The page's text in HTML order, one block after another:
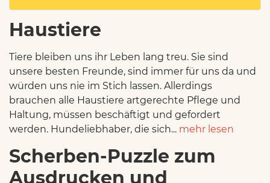
Haustiere
Tiere bleiben uns ihr Leben lang treu. Sie sind
unsere besten Freunde, sind immer für uns da und
würden uns nie im Stich lassen. Allerdings
brauchen alle Haustiere artgerechte Pflege und
Haltung, müssen beschäftigt und gefordert
werden. Hundeliebhaber, die sich... mehr lesen
Scherben-Puzzle zum
Ausdrucken und